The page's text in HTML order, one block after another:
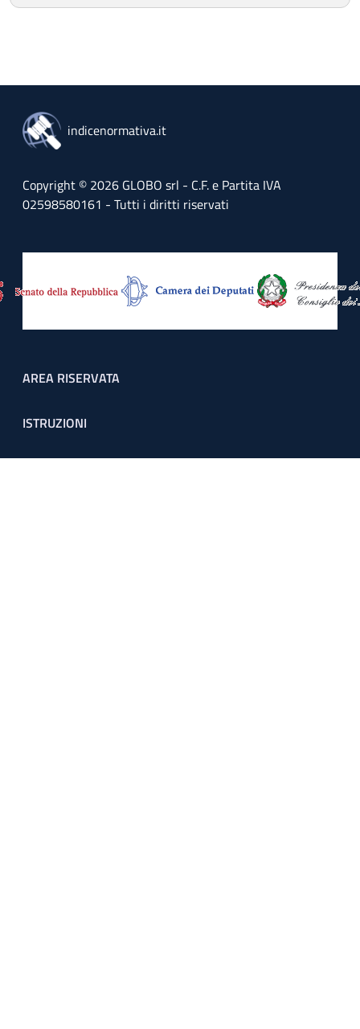
indicenormativa.it
Copyright © 2026 GLOBO srl - C.F. e Partita IVA
02598580161 - Tutti i diritti riservati
Footer menu
AREA RISERVATA
ISTRUZIONI